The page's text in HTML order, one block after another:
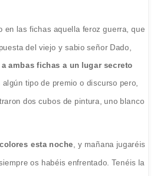
en las fichas aquella feroz guerra, que
del viejo y sabio señor Dado,
a ambas fichas a un lugar secreto
algún tipo de premio o discurso pero,
dos cubos de pintura, uno blanco
esta noche , y mañana jugaréis
os habéis enfrentado. Tenéis la